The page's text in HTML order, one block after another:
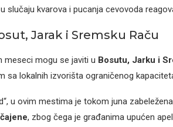
slučaju kvarova i pucanja cevovoda
Jarak i Sremsku Raču
meseci mogu se javiti u Bosutu, Jarku i
sa lokalnih izvorišta ograničenog
u ovim mestima je tokom juna
, zbog čega je građanima upućen